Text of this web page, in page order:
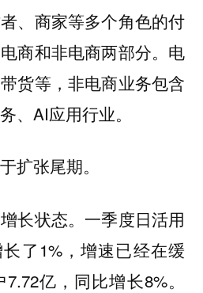
、商家等多个角色的付
商和非电商两部分。电
货等，非电商业务包含
、AI应用行业。
扩张尾期。
长状态。一季度日活用
了1%，增速已经在缓
亿，同比增长8%。